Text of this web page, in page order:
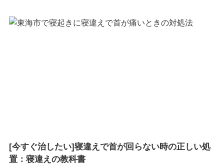
[今すぐ治したい]寝違えで首が回らない時の正しい処
置：寝違えの教科書